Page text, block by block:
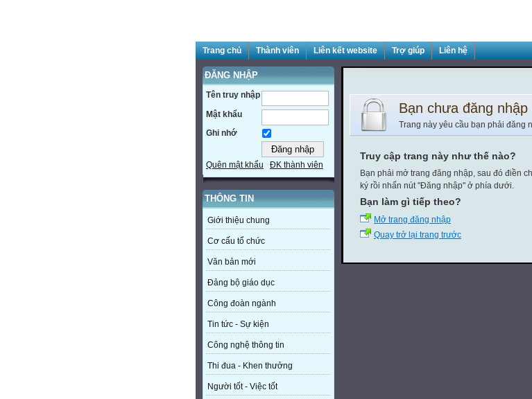
Trang chủ Thành viên Liên kết website Trợ giúp Liên hệ
ĐĂNG NHẬP
Tên truy nhập
Mật khẩu
Ghi nhớ
Quên mật khẩu ĐK thành viên
THÔNG TIN
Giới thiệu chung
Cơ cấu tổ chức
Văn bản mới
Đảng bộ giáo dục
Công đoàn ngành
Tin tức - Sự kiện
Công nghệ thông tin
Thi đua - Khen thưởng
Người tốt - Việc tốt
Bạn chưa đăng nhập
Trang này yêu cầu bạn phải đăng
Truy cập trang này như thế nào?
Bạn phải mở trang đăng nhập, sau đó điền
ký rồi nhấn nút "Đăng nhập" ở phía dưới.
Bạn làm gì tiếp theo?
Mở trang đăng nhập
Quay trở lại trang trước